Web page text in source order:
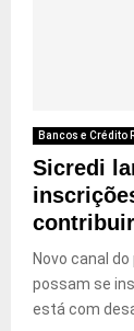
Bancos e Crédito
Sicredi
Novo canal
possam se
está com